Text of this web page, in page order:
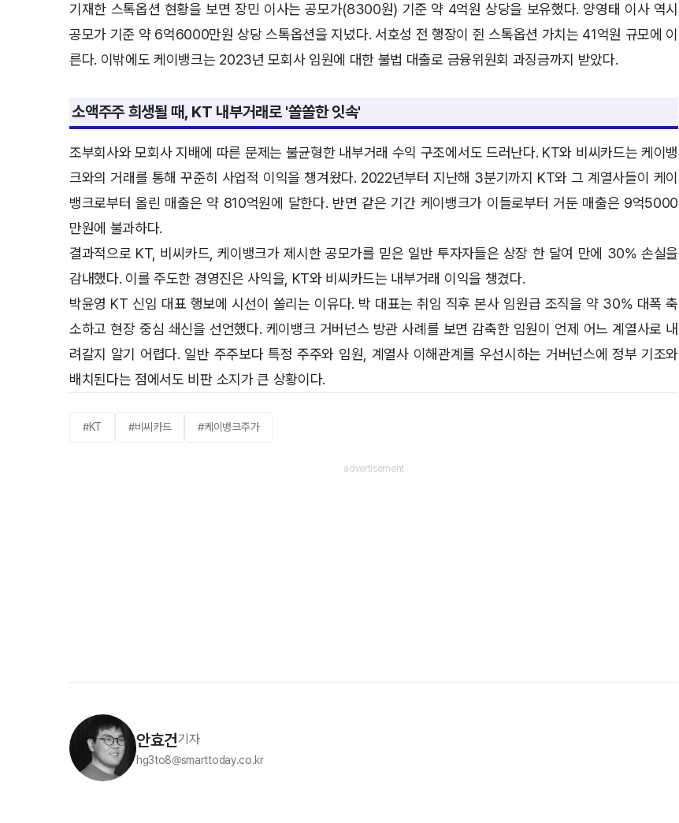
기재한 스톡옵션 현황을 보면 장민 이사는 공모가(8300원) 기준 약 4억원 상당을 보유했다. 양영태 이사 역시
공모가 기준 약 6억6000만원 상당 스톡옵션을 지녔다. 서호성 전 행장이 쥔 스톡옵션 가치는 41억원 규모에 이
른다. 이밖에도 케이뱅크는 2023년 모회사 임원에 대한 불법 대출로 금융위원회 과징금까지 받았다.
소액주주 희생될 때, KT 내부거래로 '쏠쏠한 잇속'
조부회사와 모회사 지배에 따른 문제는 불균형한 내부거래 수익 구조에서도 드러난다. KT와 비씨카드는 케이뱅
크와의 거래를 통해 꾸준히 사업적 이익을 챙겨왔다. 2022년부터 지난해 3분기까지 KT와 그 계열사들이 케이
뱅크로부터 올린 매출은 약 810억원에 달한다. 반면 같은 기간 케이뱅크가 이들로부터 거둔 매출은 9억5000
만원에 불과하다.
결과적으로 KT, 비씨카드, 케이뱅크가 제시한 공모가를 믿은 일반 투자자들은 상장 한 달여 만에 30% 손실을
감내했다. 이를 주도한 경영진은 사익을, KT와 비씨카드는 내부거래 이익을 챙겼다.
박윤영 KT 신임 대표 행보에 시선이 쏠리는 이유다. 박 대표는 취임 직후 본사 임원급 조직을 약 30% 대폭 축
소하고 현장 중심 쇄신을 선언했다. 케이뱅크 거버넌스 방관 사례를 보면 감축한 임원이 언제 어느 계열사로 내
려갈지 알기 어렵다. 일반 주주보다 특정 주주와 임원, 계열사 이해관계를 우선시하는 거버넌스에 정부 기조와
배치된다는 점에서도 비판 소지가 큰 상황이다.
#KT #비씨카드 #케이뱅크주가
안효건기자
hg3to8@smarttoday.co.kr